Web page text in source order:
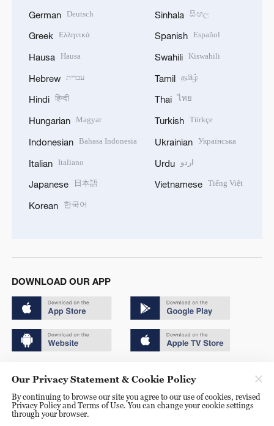
German Deutsch
Greek Ελληνικά
Hausa Hausa
Hebrew עברית
Hindi हिन्दी
Hungarian Magyar
Indonesian Bahasa Indonesia
Italian Italiano
Japanese 日本語
Korean 한국어
Sinhala සිංහල
Spanish Español
Swahili Kiswahili
Tamil தமிழ்
Thai ไทย
Turkish Türkçe
Ukrainian Українська
Urdu اردو
Vietnamese Tiếng Việt
DOWNLOAD OUR APP
京ICP备20000184号
京公网安备 11010502050052号
Our Privacy Statement & Cookie Policy
By continuing to browse our site you agree to our use of cookies, revised
Privacy Policy and Terms of Use. You can change your cookie settings
through your browser.